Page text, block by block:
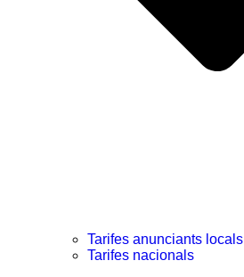
Tarifes anunciants locals
Tarifes nacionals